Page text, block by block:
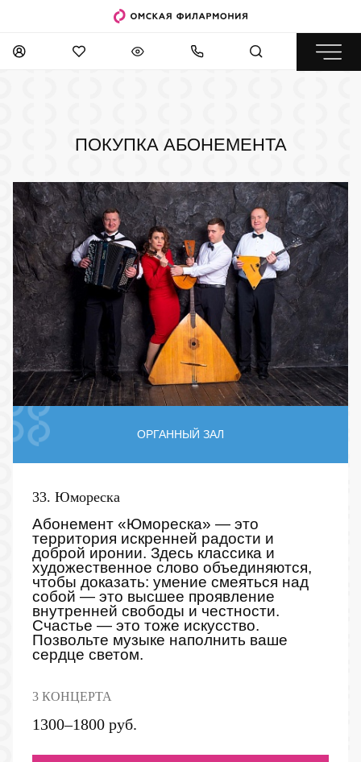
ПОКУПКА АБОНЕМЕНТА
ОРГАННЫЙ ЗАЛ
33. Юмореска
Абонемент «Юмореска» — это
территория искренней радости и
доброй иронии. Здесь классика и
художественное слово объединяются,
чтобы доказать: умение смеяться над
собой — это высшее проявление
внутренней свободы и честности.
Счастье — это тоже искусство.
Позвольте музыке наполнить ваше
сердце светом.
3 КОНЦЕРТА
1300–1800 руб.